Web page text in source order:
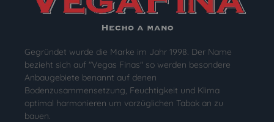
Gegründet wurde die Marke im Jahr 1998. Der Name
bezieht sich auf "Vegas Finas" so werden besondere
Anbaugebiete benannt auf denen
Bodenzusammensetzung, Feuchtigkeit und Klima
optimal harmonieren um vorzüglichen Tabak an zu
bauen.